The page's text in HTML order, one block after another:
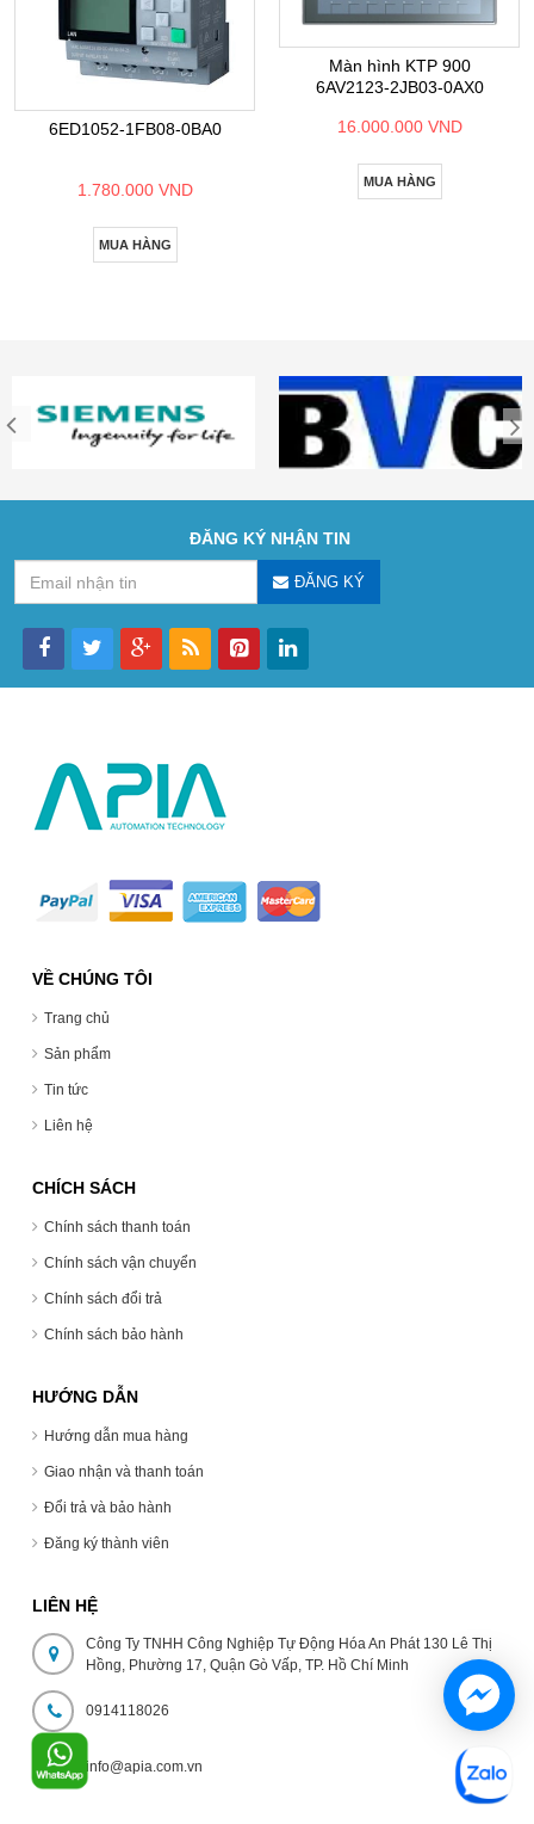
6ED1052-1FB08-0BA0
1.780.000 VND
MUA HÀNG
Màn hình KTP 900
6AV2123-2JB03-0AX0
16.000.000 VND
MUA HÀNG
ĐĂNG KÝ NHẬN TIN
ĐĂNG KÝ
VỀ CHÚNG TÔI
Trang chủ
Sản phẩm
Tin tức
Liên hệ
CHÍCH SÁCH
Chính sách thanh toán
Chính sách vận chuyển
Chính sách đổi trả
Chính sách bảo hành
HƯỚNG DẪN
Hướng dẫn mua hàng
Giao nhận và thanh toán
Đổi trả và bảo hành
Đăng ký thành viên
LIÊN HỆ
Công Ty TNHH Công Nghiệp Tự Động Hóa An Phát 130 Lê Thị
Hồng, Phường 17, Quận Gò Vấp, TP. Hồ Chí Minh
0914118026
info@apia.com.vn